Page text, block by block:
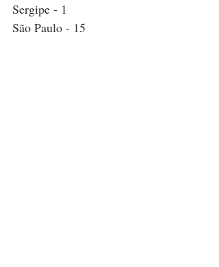
Sergipe - 1
São Paulo - 15